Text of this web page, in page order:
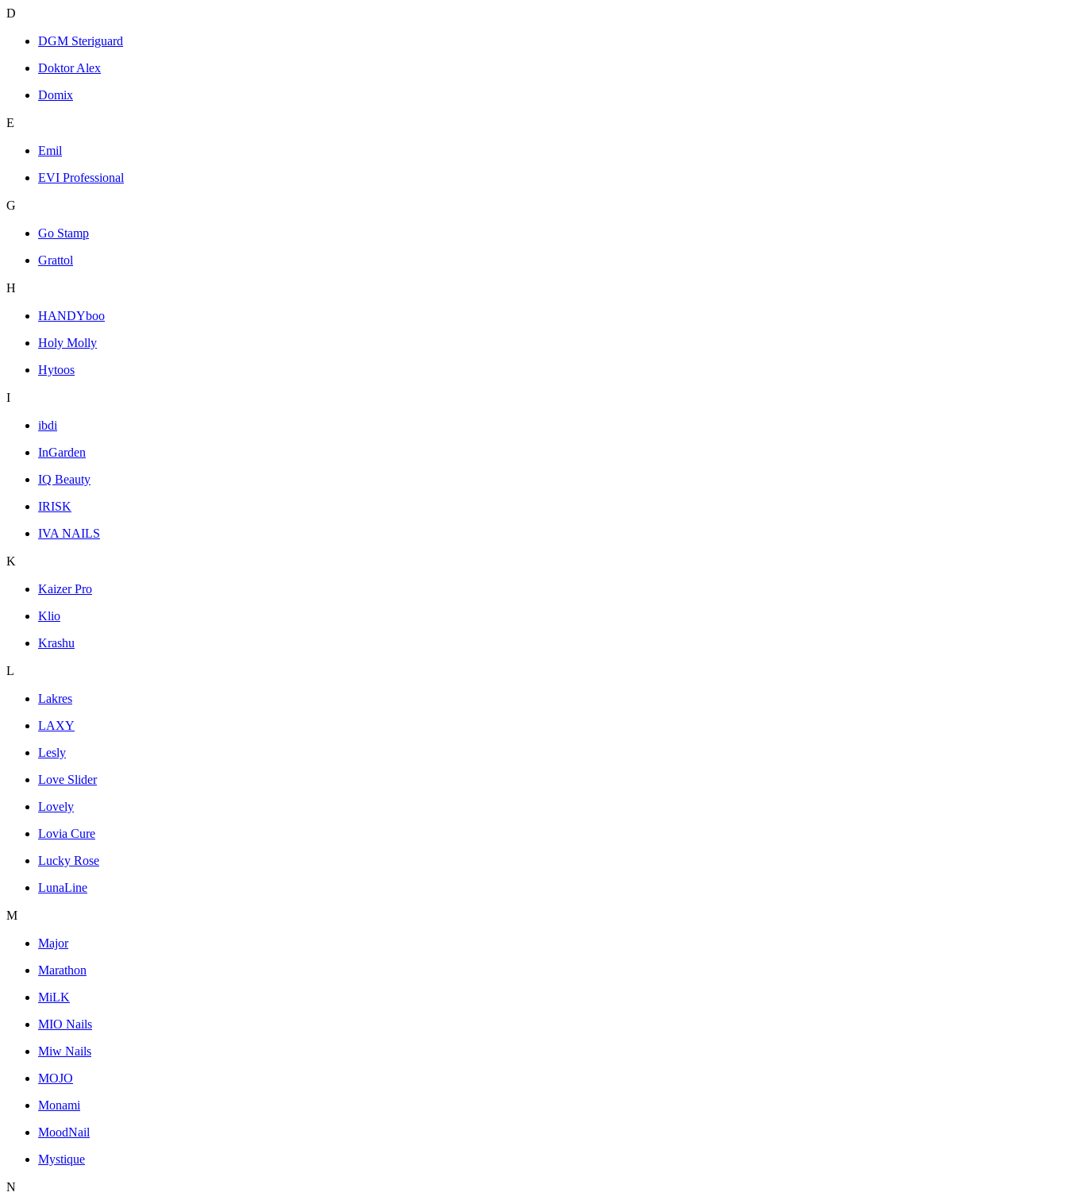
D
DGM Steriguard
Doktor Alex
Domix
E
Emil
EVI Professional
G
Go Stamp
Grattol
H
HANDYboo
Holy Molly
Hytoos
I
ibdi
InGarden
IQ Beauty
IRISK
IVA NAILS
K
Kaizer Pro
Klio
Krashu
L
Lakres
LAXY
Lesly
Love Slider
Lovely
Lovia Cure
Lucky Rose
LunaLine
M
Major
Marathon
MiLK
MIO Nails
Miw Nails
MOJO
Monami
MoodNail
Mystique
N